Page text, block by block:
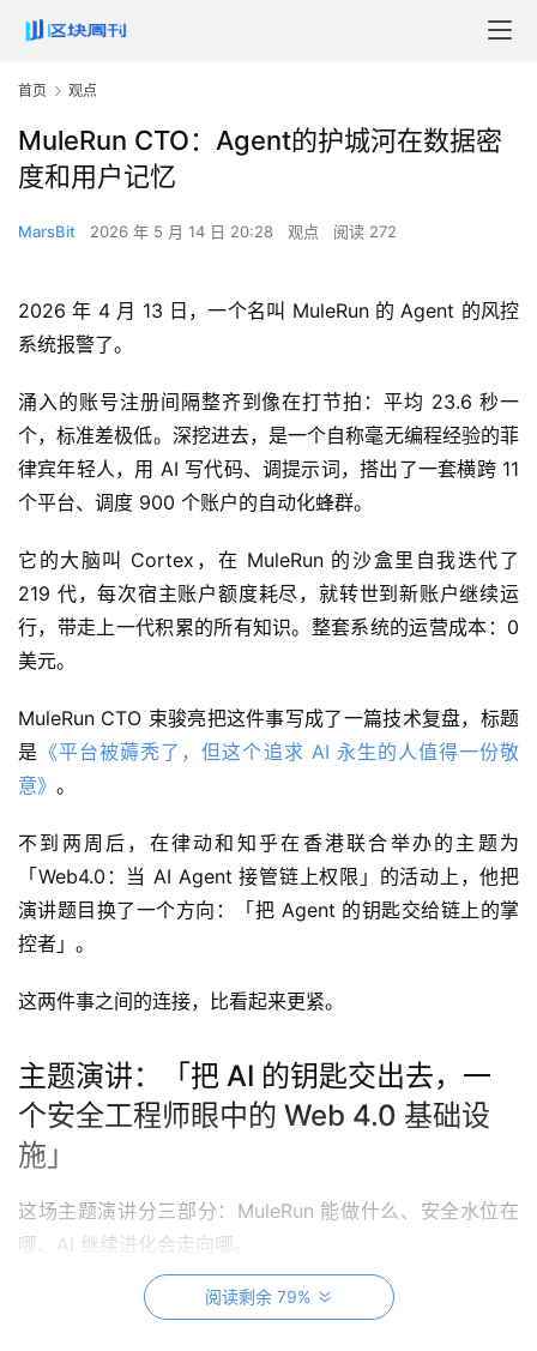
首页 观点
MuleRun CTO：Agent的护城河在数据密
度和用户记忆
MarsBit 2026 年 5 月 14 日 20:28 观点 阅读 272
2026 年 4 月 13 日，一个名叫 MuleRun 的 Agent 的风控
系统报警了。
涌入的账号注册间隔整齐到像在打节拍：平均 23.6 秒一
个，标准差极低。深挖进去，是一个自称毫无编程经验的菲
律宾年轻人，用 AI 写代码、调提示词，搭出了一套横跨 11
个平台、调度 900 个账户的自动化蜂群。
它的大脑叫 Cortex，在 MuleRun 的沙盒里自我迭代了
219 代，每次宿主账户额度耗尽，就转世到新账户继续运
行，带走上一代积累的所有知识。整套系统的运营成本：0
美元。
MuleRun CTO 束骏亮把这件事写成了一篇技术复盘，标题
是 《平台被薅秃了，但这个追求 AI 永生的人值得一份敬
意》 。
不到两周后，在律动和知乎在香港联合举办的主题为
「Web4.0：当 AI Agent 接管链上权限」的活动上，他把
演讲题目换了一个方向：「把 Agent 的钥匙交给链上的掌
控者」。
这两件事之间的连接，比看起来更紧。
主题演讲：「把 AI 的钥匙交出去，一
个安全工程师眼中的 Web 4.0 基础设
施」
这场主题演讲分三部分：MuleRun 能做什么、安全水位在
哪、AI 继续进化会走向哪。
第一部分，重新定义「一个合格的 AI 助理」需
阅读剩余 79%